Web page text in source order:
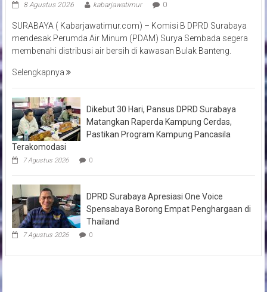
8 Agustus 2026 kabarjawatimur 0
SURABAYA ( Kabarjawatimur.com) – Komisi B DPRD Surabaya
mendesak Perumda Air Minum (PDAM) Surya Sembada segera
membenahi distribusi air bersih di kawasan Bulak Banteng.
Selengkapnya
Dikebut 30 Hari, Pansus DPRD Surabaya
Matangkan Raperda Kampung Cerdas,
Pastikan Program Kampung Pancasila
Terakomodasi
7 Agustus 2026 0
DPRD Surabaya Apresiasi One Voice
Spensabaya Borong Empat Penghargaan di
Thailand
7 Agustus 2026 0